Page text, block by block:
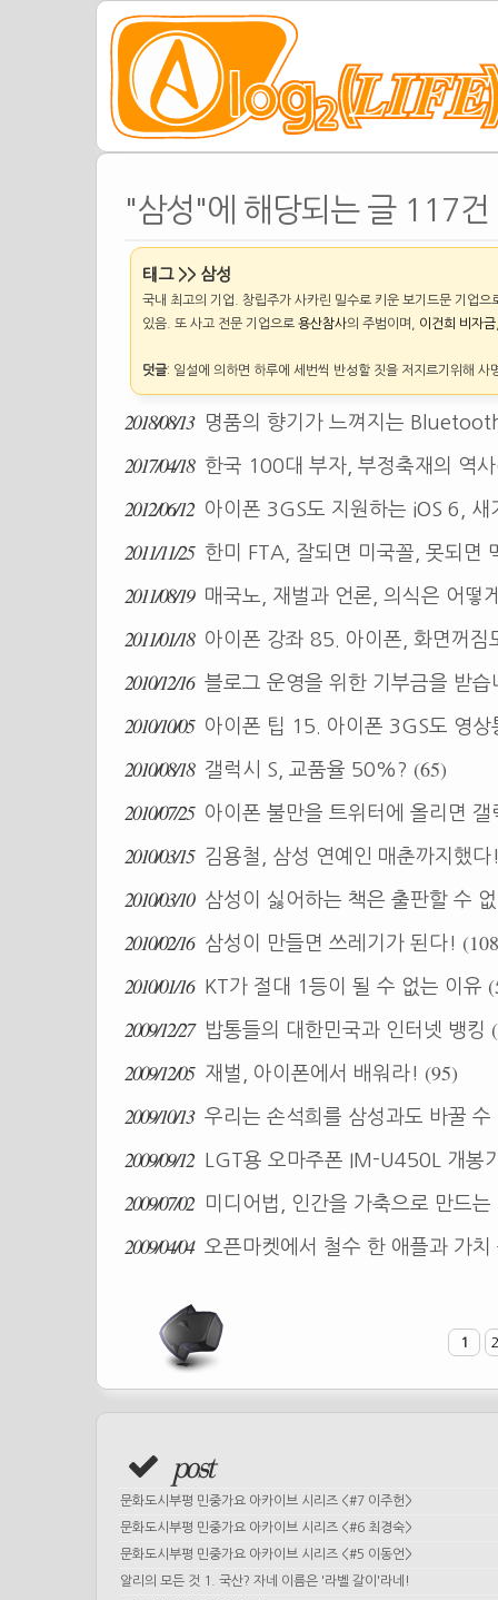
"삼성"에 해당되는 글 117건
태그 >> 삼성
국내 최고의 기업. 창립주가 사카린 밀수로 키운 보기드문 기업
있음. 또 사고 전문 기업으로 용산참사의 주범이며, 이건희 비자금
덧글: 일설에 의하면 하루에 세번씩 반성할 짓을 저지르기위해 사
2018/08/13 명품의 향기가 느껴지는
2017/04/18 한국 100대 부자, 부정축재의 역
2012/06/12 아이폰 3GS도 지원하는 iOS 6,
2011/11/25 한미 FTA, 잘되면 미국꼴, 못되면
2011/08/19 매국노, 재벌과 언론, 의식은 어떻
2011/01/18 아이폰 강좌 85. 아이폰, 화면꺼
2010/12/16 블로그 운영을 위한 기부금을 받
2010/10/05 아이폰 팁 15. 아이폰 3GS도 영
2010/08/18 갤럭시 S, 교품율 50%? (65)
2010/07/25
아이폰 불만을 트위터에 올리면
2010/03/15 김용철, 삼성 연예인 매춘까지했
2010/03/10 삼성이 싫어하는 책은 출판할 수
2010/02/16 삼성이 만들면 쓰레기가 된다!
2010/01/16
KT가 절대 1등이 될 수 없는 이유
2009/12/27
밥통들의 대한민국과 인터넷 뱅킹
2009/12/05
재벌, 아이폰에서 배워라! (95)
2009/10/13 우리는 손석희를 삼성과도 바꿀
2009/09/12 LGT용 오마주폰 IM-U450L 개봉
2009/07/02 미디어법, 인간을 가축으로 만드
2009/04/04 오픈마켓에서 철수 한 애플과 가
1 2
post
문화도시부평 민중가요 아카이브 시리즈 <#7 이주헌>
문화도시부평 민중가요 아카이브 시리즈 <#6 최경숙>
문화도시부평 민중가요 아카이브 시리즈 <#5 이동언>
알리의 모든 것 1. 국산? 자네 이름은 '라벨 갈이'라네!